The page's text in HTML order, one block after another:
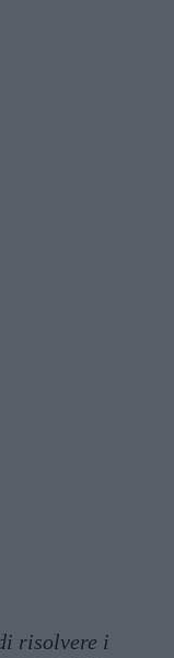
risolvere i